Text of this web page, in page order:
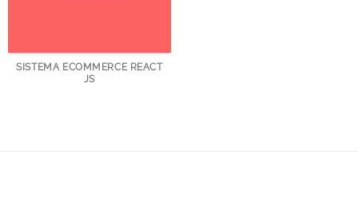
SISTEMA ECOMMERCE REACT
JS